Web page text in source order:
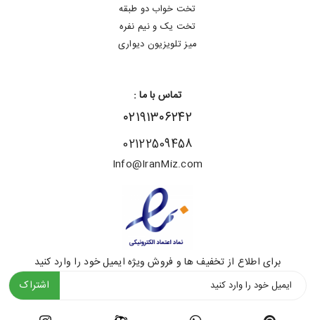
تخت خواب دو طبقه
تخت یک و نیم نفره
میز تلویزیون دیواری
تماس با ما :
۰۲۱۹۱۳۰۶۲۴۲
02122509458
Info@IranMiz.com
برای اطلاع از تخفیف ها و فروش ویژه ایمیل خود را وارد کنید
اشتراک